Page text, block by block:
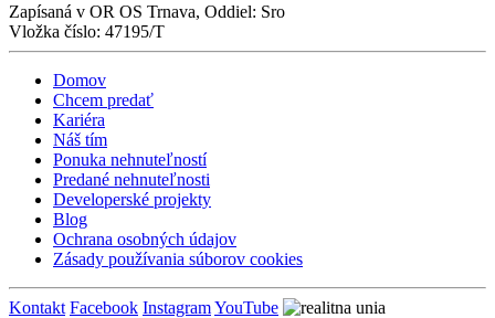
Zapísaná v OR OS Trnava, Oddiel: Sro
Vložka číslo: 47195/T
Domov
Chcem predať
Kariéra
Náš tím
Ponuka nehnuteľností
Predané nehnuteľnosti
Developerské projekty
Blog
Ochrana osobných údajov
Zásady používania súborov cookies
Kontakt Facebook InstagramYouTube